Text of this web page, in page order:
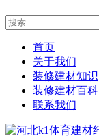
首页
关于我们
装修建材知识
装修建材百科
联系我们